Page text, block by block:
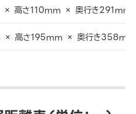
高さ110mm × 奥行き291mm
高さ195mm × 奥行き358mm